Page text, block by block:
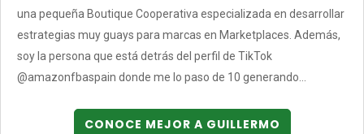
una pequeña Boutique Cooperativa especializada en desarrollar
estrategias muy guays para marcas en Marketplaces. Además,
soy la persona que está detrás del perfil de TikTok
@amazonfbaspain donde me lo paso de 10 generando...
CONOCE MEJOR A GUILLERMO